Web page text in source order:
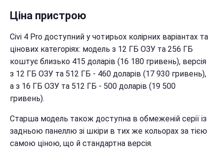
Ціна пристрою
Civi 4 Pro доступний у чотирьох колірних варіантах та
цінових категоріях: модель з 12 ГБ ОЗУ та 256 ГБ
коштує близько 415 доларів (16 180 гривень), версія
з 12 ГБ ОЗУ та 512 ГБ - 460 доларів (17 930 гривень),
а з 16 ГБ ОЗУ та 512 ГБ - 500 доларів (19 500
гривень).
Старша модель також доступна в обмеженій серії із
задньою панеллю зі шкіри в тих же кольорах за тією
самою ціною, що й стандартна версія.